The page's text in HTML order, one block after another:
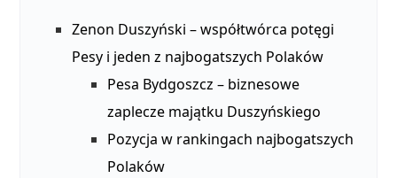
Zenon Duszyński – współtwórca potęgi
Pesy i jeden z najbogatszych Polaków
Pesa Bydgoszcz – biznesowe
zaplecze majątku Duszyńskiego
Pozycja w rankingach najbogatszych
Polaków